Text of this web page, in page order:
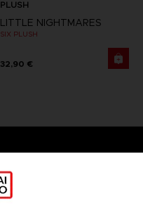
PLUSH
LITTLE NIGHTMARES
SIX PLUSH
32,90 €